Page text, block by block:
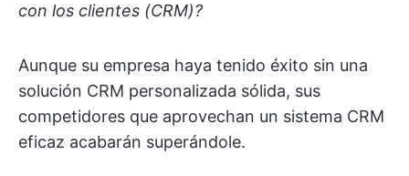
con los clientes (CRM)?
Aunque su empresa haya tenido éxito sin una
solución CRM personalizada sólida, sus
competidores que aprovechan un sistema CRM
eficaz acabarán superándole.